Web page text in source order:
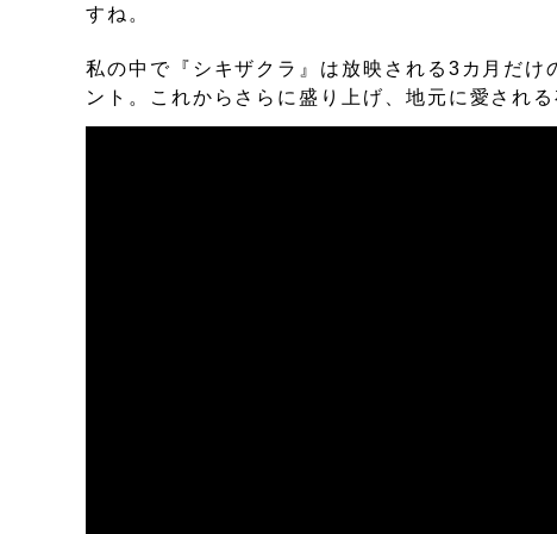
すね。
私の中で『シキザクラ』は放映される3カ月だ
ント。これからさらに盛り上げ、地元に愛され